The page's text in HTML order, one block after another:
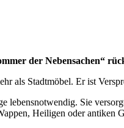
der Nebensachen“
als Stadtmöbel. Er ist
lebensnotwendig. Sie
Heiligen oder antiken